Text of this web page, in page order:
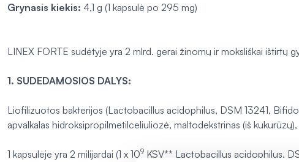
Grynasis kiekis: 4,1 g (1 kapsulė po 295 mg)
LINEX FORTE sudėtyje yra 2 mlrd. gerai žinomų ir moksliškai ištirtų
1. SUDEDAMOSIOS DALYS:
Liofilizuotos bakterijos (Lactobacillus acidophilus, DSM 13241,
apvalkalas hidroksipropilmetilceliuliozė, maltodekstrinas (iš
1 kapsulėje yra 2 milijardai (1 x 109 KSV** Lactobacillus acidophilus,